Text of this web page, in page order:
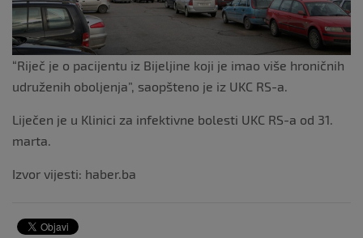
“Riječ je o pacijentu iz Bijeljine koji je imao više hroničnih
udruženih oboljenja”, saopšteno je iz UKC RS-a.
Liječen je u Klinici za infektivne bolesti UKC RS-a od 31.
marta.
Izvor vijesti: haber.ba